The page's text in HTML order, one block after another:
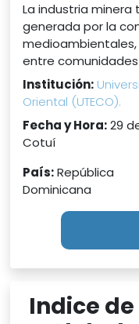
La industria
generada por la
entre comunidades
Institución:
Oriental (UTECO).
Fecha y Hora:29
Cotuí
País:República
Dominicana
Indice